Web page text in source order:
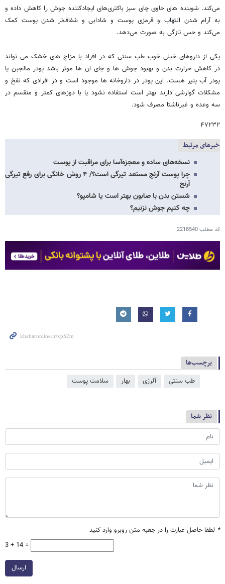
می‌کند. شوینده های حاوی چای سبز باکتری‌های ایجادکننده جوش را کاهش داده و
به آرام شدن التهاب و قرمزی پوست و شادابی و شفاف‌تر شدن پوست کمک
می‌کند و حس تازگی به صورت می‌دهد.
یکی از داروهای خیلی خوب طب سنتی که در افراد با مزاج های خشک می تواند
در کاهش حرارت بدن و بهبود جوش ها و جای ان ها موثر باشد پودر مالجبن یا
پودر آب پنیر هست. این پودر در داروخانه ها موجود است و در افرادی که نفخ و
مشکلات گوارشی دارند بهتر است استفاده نشود یا با دوزهای کمتر و منقسم در
سه وعده و غیرناشتا مصرف شود.
۴۷۲۳۲
خبرهای مرتبط
نسخه‌های ساده و معجزه‌آسا برای مراقبت از پوست
چرا پوست آرنج‌ مستعد تیرگی است؟/ ۴ روش خانگی برای رفع تیرگی
آرنج
شستن بدن با صابون بهتر است یا شامپو؟
چه کنیم جوش نزنیم؟
کد مطلب2218540
برچسب‌ها
طب سنتی آلرژی بهار سلامت پوست
نظر شما
* لطفا حاصل عبارت را در جعبه متن روبرو وارد کنید
3 + 14 =
ارسال